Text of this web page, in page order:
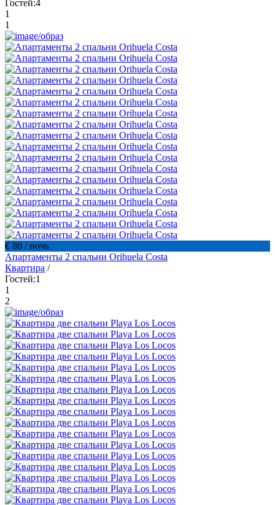
Гостей:4
1
1
€ 80 / ночь
Апартаменты 2 спальни Orihuela Costa
Квартира /
Гостей:1
1
2